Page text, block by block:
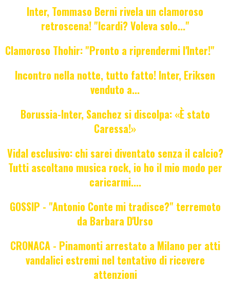
Inter, Tommaso Berni rivela un clamoroso
retroscena! "Icardi? Voleva solo..."
Clamoroso Thohir: "Pronto a riprendermi l'Inter!"
Incontro nella notte, tutto fatto! Inter, Eriksen
venduto a...
Borussia-Inter, Sanchez si discolpa: «È stato
Caressa!»
Vidal esclusivo: chi sarei diventato senza il calcio?
Tutti ascoltano musica rock, io ho il mio modo per
caricarmi....
GOSSIP - "Antonio Conte mi tradisce?" terremoto
da Barbara D'Urso
CRONACA - Pinamonti arrestato a Milano per atti
vandalici estremi nel tentativo di ricevere
attenzioni